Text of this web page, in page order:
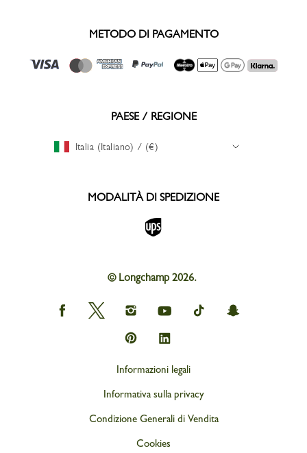
METODO DI PAGAMENTO
PAESE / REGIONE
Italia (Italiano) / (€)
MODALITÀ DI SPEDIZIONE
© Longchamp 2026.
Longchamp
on
Longchamp
on
Longchamp
on
Instagram
Longchamp
on
youtube
Longchamp
on
Longchamp
on
Longchamp
on
Longchamp
on
Informazioni legali
Informativa sulla privacy
Condizione Generali di Vendita
Cookies